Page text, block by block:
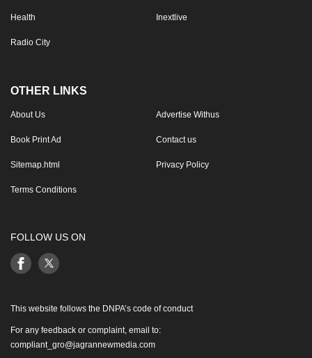
Health Inextlive
Radio City
OTHER LINKS
About Us Advertise Withus
Book Print Ad Contact us
Sitemap.html Privacy Policy
Terms Conditions
FOLLOW US ON
This website follows the DNPA’s code of conduct
For any feedback or complaint, email to:
compliant_gro@jagrannewmedia.com